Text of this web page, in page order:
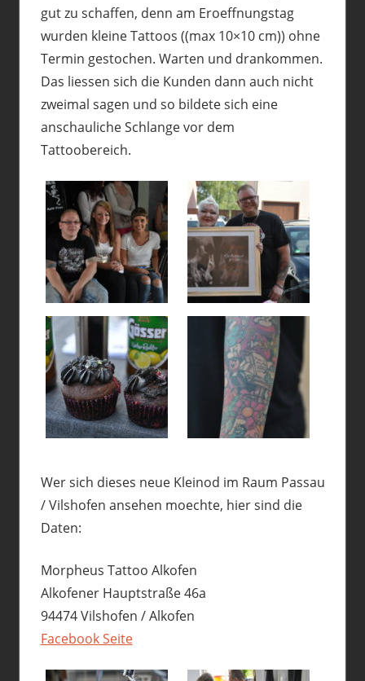
gut zu schaffen, denn am Eroeffnungstag
wurden kleine Tattoos ((max 10×10 cm)) ohne
Termin gestochen. Warten und drankommen.
Das liessen sich die Kunden dann auch nicht
zweimal sagen und so bildete sich eine
anschauliche Schlange vor dem
Tattoobereich.
Wer sich dieses neue Kleinod im Raum Passau
/ Vilshofen ansehen moechte, hier sind die
Daten:
Morpheus Tattoo Alkofen
Alkofener Hauptstraße 46a
94474 Vilshofen / Alkofen
Facebook Seite